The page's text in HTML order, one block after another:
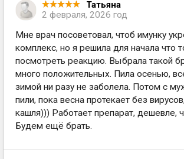
Татьяна
2 февраля, 2026 год
Мне врач посоветовал, чтоб имунку
комплекс, но я решила для начала что
посмотреть реакцию. Выбрала такой
много положительных. Пила осенью,
зимой ни разу не заболела. Потом с
пили, пока весна протекает без
кашля))) Работает препарат, дешевле,
Будем ещё брать.